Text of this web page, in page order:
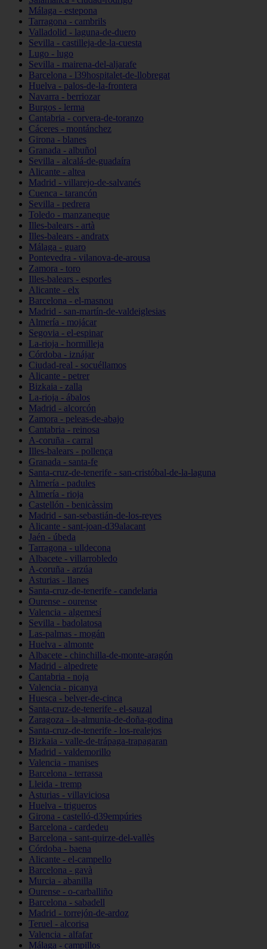
Málaga - estepona
Tarragona - cambrils
Valladolid - laguna-de-duero
Sevilla - castilleja-de-la-cuesta
Lugo - lugo
Sevilla - mairena-del-aljarafe
Barcelona - l39hospitalet-de-llobregat
Huelva - palos-de-la-frontera
Navarra - berriozar
Burgos - lerma
Cantabria - corvera-de-toranzo
Cáceres - montánchez
Girona - blanes
Granada - albuñol
Sevilla - alcalá-de-guadaíra
Alicante - altea
Madrid - villarejo-de-salvanés
Cuenca - tarancón
Sevilla - pedrera
Toledo - manzaneque
Illes-balears - artà
Illes-balears - andratx
Málaga - guaro
Pontevedra - vilanova-de-arousa
Zamora - toro
Illes-balears - esporles
Alicante - elx
Barcelona - el-masnou
Madrid - san-martín-de-valdeiglesias
Almería - mojácar
Segovia - el-espinar
La-rioja - hormilleja
Córdoba - iznájar
Ciudad-real - socuéllamos
Alicante - petrer
Bizkaia - zalla
La-rioja - ábalos
Madrid - alcorcón
Zamora - peleas-de-abajo
Cantabria - reinosa
A-coruña - carral
Illes-balears - pollença
Granada - santa-fe
Santa-cruz-de-tenerife - san-cristóbal-de-la-laguna
Almería - padules
Almería - rioja
Castellón - benicàssim
Madrid - san-sebastián-de-los-reyes
Alicante - sant-joan-d39alacant
Jaén - úbeda
Tarragona - ulldecona
Albacete - villarrobledo
A-coruña - arzúa
Asturias - llanes
Santa-cruz-de-tenerife - candelaria
Ourense - ourense
Valencia - algemesí
Sevilla - badolatosa
Las-palmas - mogán
Huelva - almonte
Albacete - chinchilla-de-monte-aragón
Madrid - alpedrete
Cantabria - noja
Valencia - picanya
Huesca - belver-de-cinca
Santa-cruz-de-tenerife - el-sauzal
Zaragoza - la-almunia-de-doña-godina
Santa-cruz-de-tenerife - los-realejos
Bizkaia - valle-de-trápaga-trapagaran
Madrid - valdemorillo
Valencia - manises
Barcelona - terrassa
Lleida - tremp
Asturias - villaviciosa
Huelva - trigueros
Girona - castelló-d39empúries
Barcelona - cardedeu
Barcelona - sant-quirze-del-vallès
Córdoba - baena
Alicante - el-campello
Barcelona - gavà
Murcia - abanilla
Ourense - o-carballiño
Barcelona - sabadell
Madrid - torrejón-de-ardoz
Teruel - alcorisa
Valencia - alfafar
Málaga - campillos